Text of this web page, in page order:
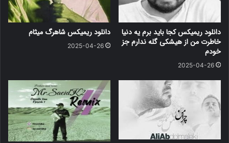
دانلود ریمیکس کجا باید برم یه دنیا
خاطرت من از هیشکی گله ندارم جز
خودم
2025-04-26
دانلود ریمیکس شاهرگ میثام
2025-04-26